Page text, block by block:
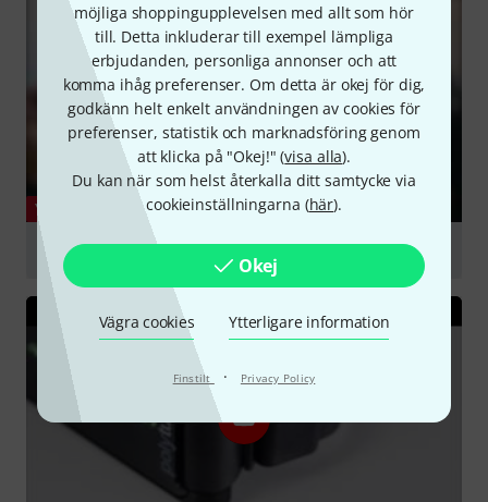
möjliga shoppingupplevelsen med allt som hör
till. Detta inkluderar till exempel lämpliga
erbjudanden, personliga annonser och att
komma ihåg preferenser. Om detta är okej för dig,
godkänn helt enkelt användningen av cookies för
preferenser, statistik och marknadsföring genom
att klicka på "Okej!" (visa alla).
Du kan när som helst återkalla ditt samtycke via
cookieinställningarna (här).
Okej
Vägra cookies Ytterligare information
Finstilt · Privacy Policy
YOUTUBE
Polytune Clip - official product video